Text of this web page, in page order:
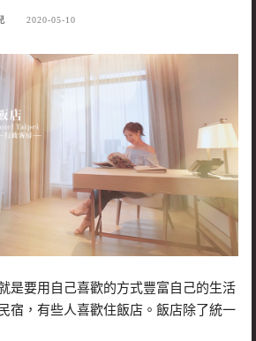
2020-05-10
是要用自己喜歡的方式豐富自己的生活
宿，有些人喜歡住飯店。飯店除了統一